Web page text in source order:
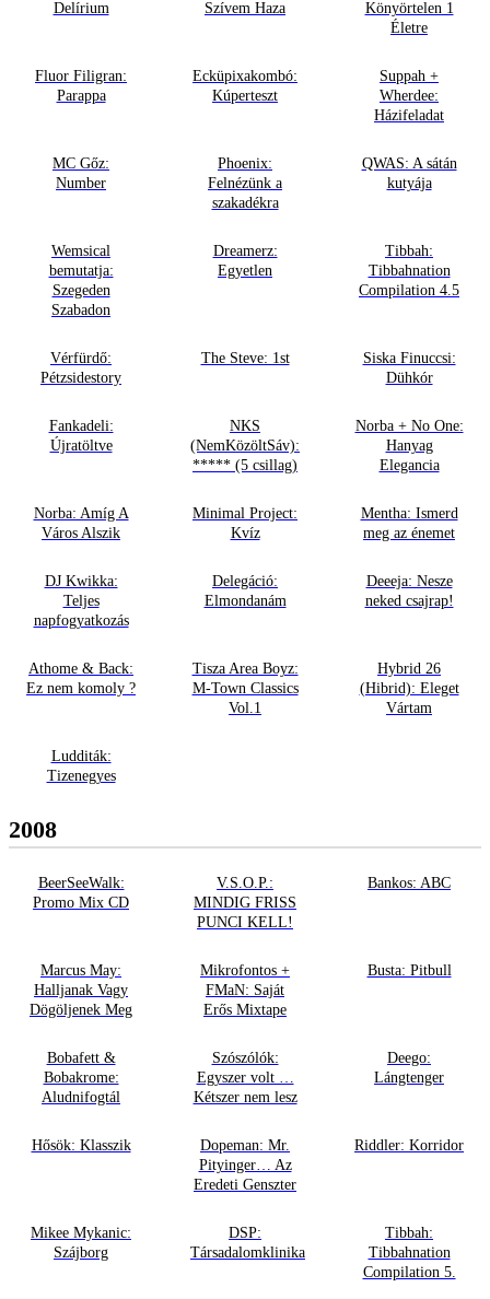
Delírium Szívem Haza
Könyörtelen 1
Életre
Fluor Filigran:
Parappa
Ecküpixakombó:
Kúperteszt
Suppah +
Wherdee:
Házifeladat
MC Gőz:
Number
Phoenix:
Felnézünk a
szakadékra
QWAS: A sátán
kutyája
Wemsical
bemutatja:
Szegeden
Szabadon
Dreamerz:
Egyetlen
Tibbah:
Tibbahnation
Compilation 4.5
Vérfürdő:
Pétzsidestory
The Steve: 1st
Siska Finuccsi:
Dühkór
Fankadeli:
Újratöltve
NKS
(NemKözöltSáv):
***** (5 csillag)
Norba + No One:
Hanyag
Elegancia
Norba: Amíg A
Város Alszik
Minimal Project:
Kvíz
Mentha: Ismerd
meg az énemet
DJ Kwikka:
Teljes
napfogyatkozás
Delegáció:
Elmondanám
Deeeja: Nesze
neked csajrap!
Athome & Back:
Ez nem komoly ?
Tisza Area Boyz:
M-Town Classics
Vol.1
Hybrid 26
(Hibrid): Eleget
Vártam
Ludditák:
Tizenegyes
2008
BeerSeeWalk:
Promo Mix CD
V.S.O.P.:
MINDIG FRISS
PUNCI KELL!
Bankos: ABC
Marcus May:
Halljanak Vagy
Dögöljenek Meg
Mikrofontos +
FMaN: Saját
Erős Mixtape
Busta: Pitbull
Bobafett &
Bobakrome:
Aludnifogtál
Szószólók:
Egyszer volt …
Kétszer nem lesz
Deego:
Lángtenger
Hősök: Klasszik
Dopeman: Mr.
Pityinger… Az
Eredeti Genszter
Riddler: Korridor
Mikee Mykanic:
Szájborg
DSP:
Társadalomklinika
Tibbah:
Tibbahnation
Compilation 5.